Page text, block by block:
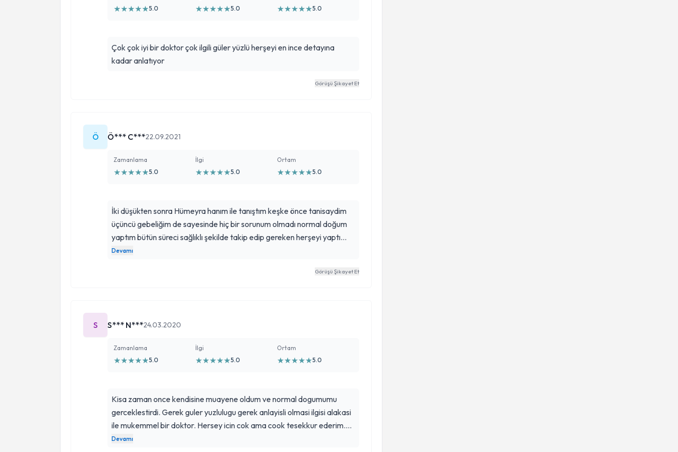
★★★★★5.0 ★★★★★5.0 ★★★★★5.0
Çok çok iyi bir doktor çok ilgili güler yüzlü herşeyi en ince detayına
kadar anlatıyor
Görüşü Şikayet Et
Ö Ö*** C***22.09.2021
Zamanlama
★★★★★5.0
İlgi
★★★★★5.0
Ortam
★★★★★5.0
İki düşükten sonra Hümeyra hanım ile tanıştım keşke önce tanisaydim
üçüncü gebeliğim de sayesinde hiç bir sorunum olmadı normal doğum
yaptım bütün süreci sağlıklı şekilde takip edip gereken herşeyi yaptı
Herkese tavsiye ederim süper ilgili güler yüzlü doktorum
Devamı
Görüşü Şikayet Et
S S*** N***24.03.2020
Zamanlama
★★★★★5.0
İlgi
★★★★★5.0
Ortam
★★★★★5.0
Kisa zaman once kendisine muayene oldum ve normal dogumumu
gerceklestirdi. Gerek guler yuzlulugu gerek anlayisli olmasi ilgisi alakasi
ile mukemmel bir doktor. Hersey icin cok ama cook tesekkur ederim.
Kesinlikle kayseride kadin dogum doktoru olarak gidilebilecek en iyi
Devamı